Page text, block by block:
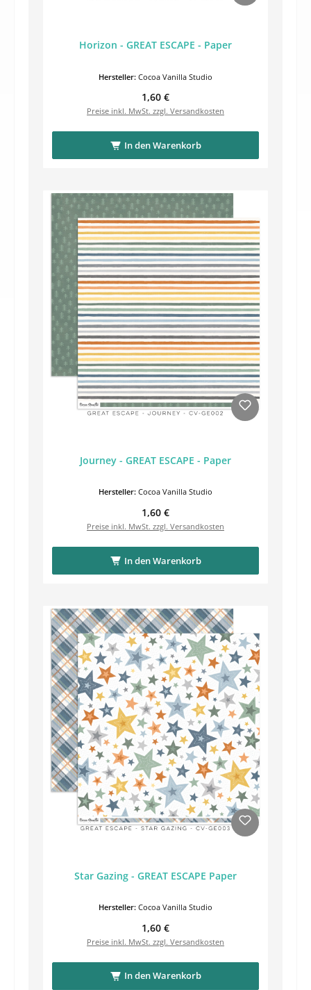
Horizon - GREAT ESCAPE - Paper
Hersteller: Cocoa Vanilla Studio
Regulärer Preis:
1,60 €
Preise inkl. MwSt. zzgl. Versandkosten
In den Warenkorb
Journey - GREAT ESCAPE - Paper
Hersteller: Cocoa Vanilla Studio
Regulärer Preis:
1,60 €
Preise inkl. MwSt. zzgl. Versandkosten
In den Warenkorb
Star Gazing - GREAT ESCAPE Paper
Hersteller: Cocoa Vanilla Studio
Regulärer Preis:
1,60 €
Preise inkl. MwSt. zzgl. Versandkosten
In den Warenkorb